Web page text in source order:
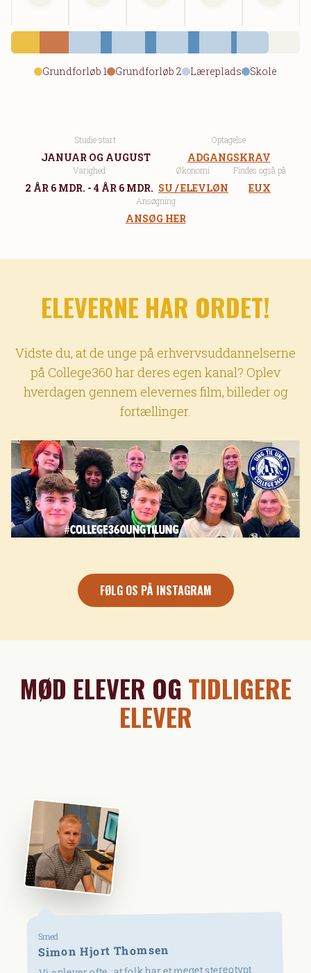
Grundforløb 1 Grundforløb 2 Læreplads Skole
Studie start
JANUAR OG AUGUST
Optagelse
ADGANGSKRAV
Varighed
2 ÅR 6 MDR. - 4 ÅR 6 MDR.
Økonomi
SU / ELEVLØN
Findes også på
EUX
Ansøgning
ANSØG HER
ELEVERNE HAR ORDET!
Vidste du, at de unge på erhvervsuddannelserne
på College360 har deres egen kanal? Oplev
hverdagen gennem elevernes film, billeder og
fortællinger.
FØLG OS PÅ INSTAGRAM
MØD ELEVER OG TIDLIGERE
ELEVER
Smed
Simon Hjort Thomsen